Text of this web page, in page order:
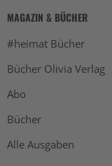
MAGAZIN & BÜCHER
#heimat Bücher
Bücher Olivia Verlag
Abo
Bücher
Alle Ausgaben